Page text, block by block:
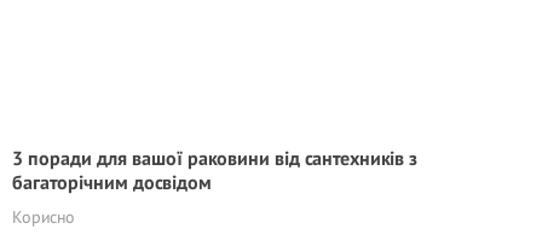
3 поради для вашої раковини від сантехників з
багаторічним досвідом
Корисно